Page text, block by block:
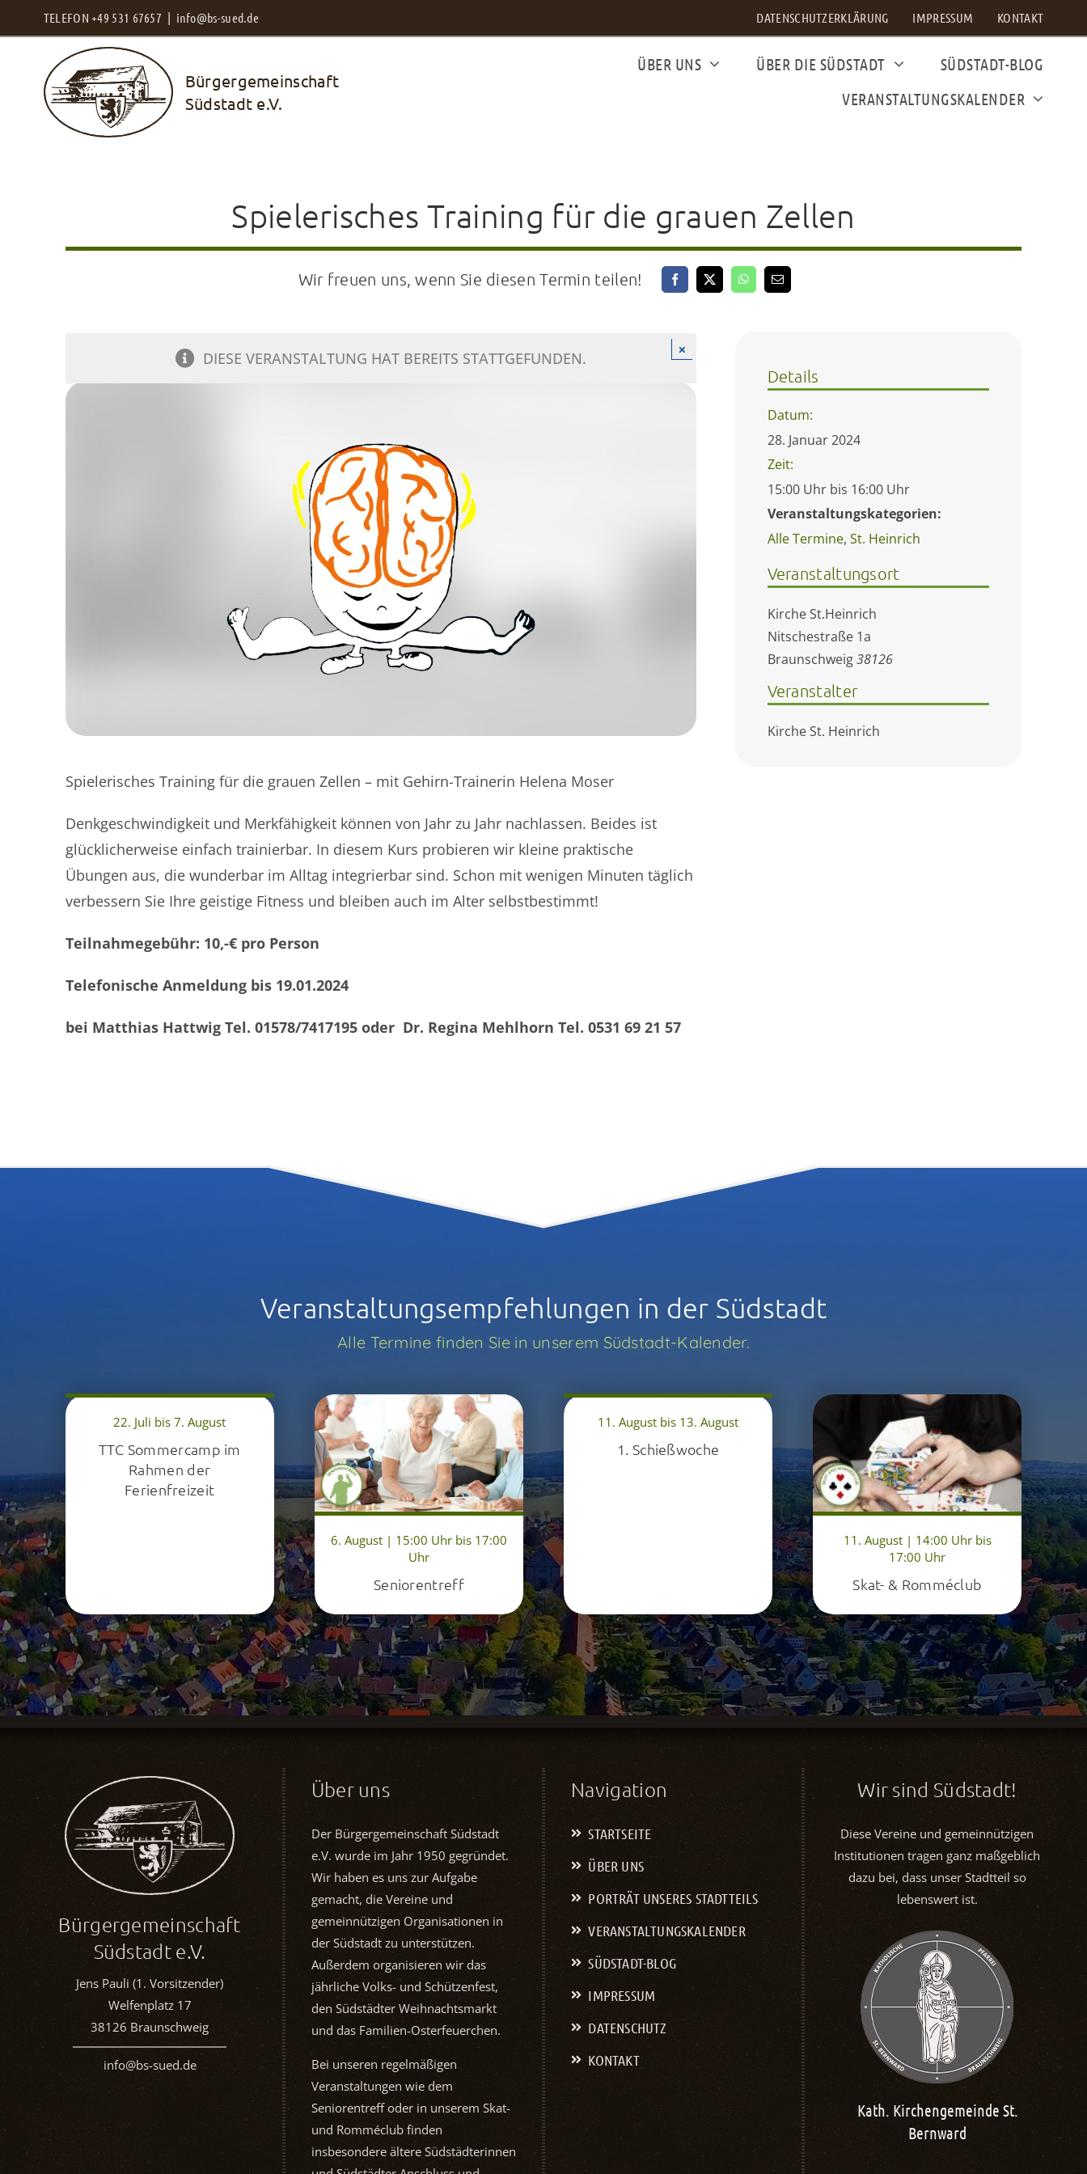
Inhalt
springen
TELEFON +49 531 67657 | info@bs-sued.de DATENSCHUTZERKLÄRUNG IMPRESSUM KONTAKT
Bürgergemeinschaft
Südstadt e.V.
ÜBER UNS ÜBER DIE SÜDSTADT
SÜDSTADT-BLOG
VERANSTALTUNGSKALENDER
Spielerisches Training für die grauen Zellen
Wir freuen uns, wenn Sie diesen Termin teilen!
DIESE VERANSTALTUNG HAT BEREITS STATTGEFUNDEN. ×
Spielerisches Training für die grauen Zellen – mit Gehirn-Trainerin Helena Moser
Denkgeschwindigkeit und Merkfähigkeit können von Jahr zu Jahr nachlassen. Beides ist
glücklicherweise einfach trainierbar. In diesem Kurs probieren wir kleine praktische
Übungen aus, die wunderbar im Alltag integrierbar sind. Schon mit wenigen Minuten täglich
verbessern Sie Ihre geistige Fitness und bleiben auch im Alter selbstbestimmt!
Teilnahmegebühr: 10,-€ pro Person
Telefonische Anmeldung bis 19.01.2024
bei Matthias HattwigTel. 01578/7417195 oder Dr. Regina Mehlhorn Tel. 0531 69 21 57
Details
Datum:
28. Januar 2024
Zeit:
15:00 Uhr bis 16:00 Uhr
Veranstaltungskategorien:
Alle Termine, St. Heinrich
Veranstaltungsort
Kirche St.Heinrich
Nitschestraße 1a
Braunschweig 38126
Veranstalter
Kirche St. Heinrich
Veranstaltungs­­empfehlungen in der Südstadt
Alle Termine finden Sie in unserem Südstadt-Kalender.
22. Juli bis 7. August
TTC Sommercamp im
Rahmen der
Ferienfreizeit
6. August | 15:00 Uhr bis 17:00
Uhr
Seniorentreff
11. August bis 13. August
1. Schießwoche
11. August | 14:00 Uhr bis
17:00 Uhr
Skat- & Romméclub
Bürgergemeinschaft
Südstadt e.V.
Jens Pauli (1. Vorsitzender)
Welfenplatz 17
38126 Braunschweig
info@bs-sued.de
Über uns
Der Bürgergemeinschaft Südstadt
e.V. wurde im Jahr 1950 gegründet.
Wir haben es uns zur Aufgabe
gemacht, die Vereine und
gemeinnützigen Organisationen in
der Südstadt zu unterstützen.
Außerdem organisieren wir das
jährliche Volks- und Schützenfest,
den Südstädter Weihnachtsmarkt
und das Familien-Osterfeuerchen.
Bei unseren regelmäßigen
Veranstaltungen wie dem
Seniorentreff oder in unserem Skat-
und Romméclub finden
insbesondere ältere Südstädterinnen
Navigation
STARTSEITE
ÜBER UNS
PORTRÄT UNSERES STADTTEILS
VERANSTALTUNGS­KALENDER
SÜDSTADT-BLOG
IMPRESSUM
DATENSCHUTZ
KONTAKT
Wir sind Südstadt!
Diese Vereine und gemeinnützigen
Institutionen tragen ganz maßgeblich
dazu bei, dass unser Stadtteil so
lebenswert ist.
Kath. Kirchen­gemeinde St.
Boxclub BC72 Braunschweig
e. V.